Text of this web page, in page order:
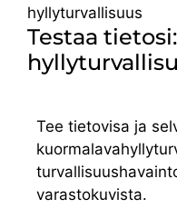
hyllyturvallisuus
Testaa
Tee tietovisa ja
varastokuvista.